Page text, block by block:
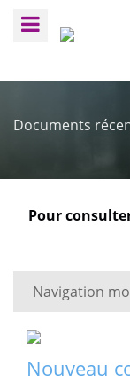
Documents
Pour
Navigation
Nouveau